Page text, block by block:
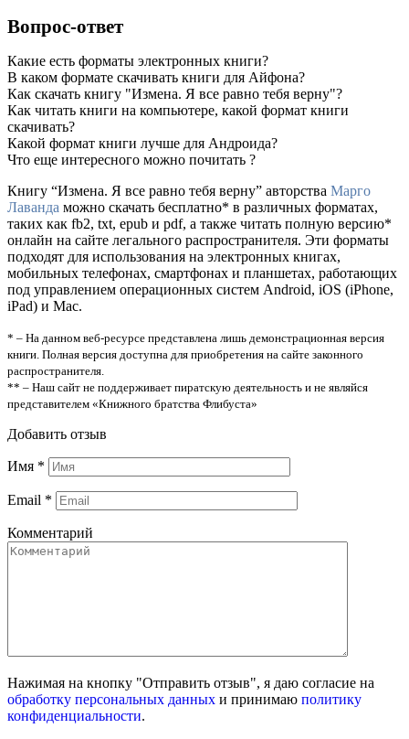
Вопрос-ответ
Какие есть форматы электронных книги?
В каком формате скачивать книги для Айфона?
Как скачать книгу "Измена. Я все равно тебя верну"?
Как читать книги на компьютере, какой формат книги
скачивать?
Какой формат книги лучше для Андроида?
Что еще интересного можно почитать ?
Книгу “Измена. Я все равно тебя верну” авторства Марго
Лаванда можно скачать бесплатно* в различных форматах,
таких как fb2, txt, epub и pdf, а также читать полную версию*
онлайн на сайте легального распространителя. Эти форматы
подходят для использования на электронных книгах,
мобильных телефонах, смартфонах и планшетах, работающих
под управлением операционных систем Android, iOS (iPhone,
iPad) и Mac.
* – На данном веб-ресурсе представлена лишь демонстрационная версия
книги. Полная версия доступна для приобретения на сайте законного
распространителя.
** – Наш сайт не поддерживает пиратскую деятельность и не являйся
представителем «Книжного братства Флибуста»
Добавить отзыв
Имя *
Email *
Комментарий
Нажимая на кнопку "Отправить отзыв", я даю согласие на
обработку персональных данных и принимаю политику
конфиденциальности.